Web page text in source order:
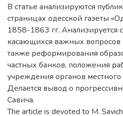
В статье анализируются
страницах одесской газеты
1858-1863 гг. Анализируется
касающихся важных вопросов
также реформирования
частных банков, положения
учреждения органов
Делается вывод о
Савича.
The article is devoted to M.